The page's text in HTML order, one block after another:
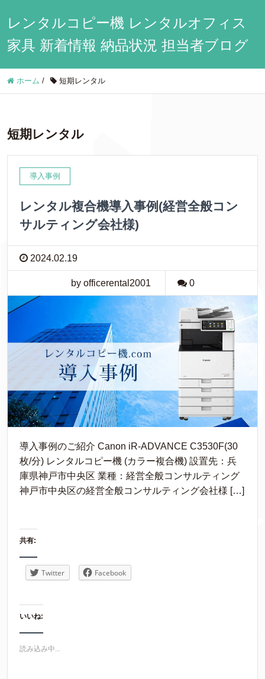
レンタルコピー機 レンタルオフィス
家具 新着情報 納品状況 担当者ブログ
ホーム / 短期レンタル
短期レンタル
導入事例
レンタル複合機導入事例(経営全般コン
サルティング会社様)
2024.02.19
by officerental2001 0
導入事例のご紹介 Canon iR-ADVANCE C3530F(30
枚/分) レンタルコピー機 (カラー複合機) 設置先：兵
庫県神戸市中央区 業種：経営全般コンサルティング
神戸市中央区の経営全般コンサルティング会社様 […]
共有:
Twitter Facebook
いいね:
読み込み中...